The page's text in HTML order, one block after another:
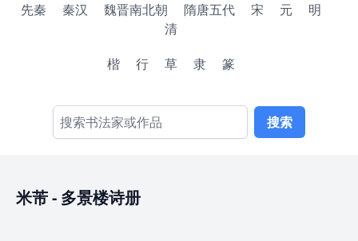
先秦 秦汉 魏晋南北朝 隋唐五代 宋 元
明
清
楷
行 草 隶 篆
搜索
米芾- 多景楼诗册